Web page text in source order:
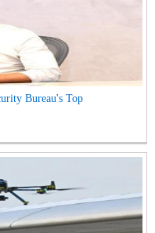
Bureau's Top